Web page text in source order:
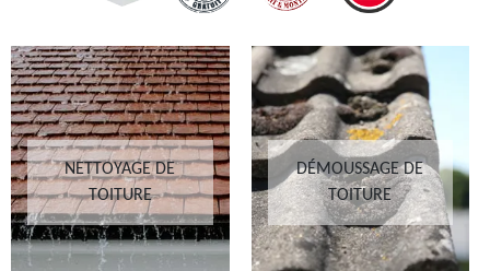
NETTOYAGE DE
TOITURE
DÉMOUSSAGE DE
TOITURE